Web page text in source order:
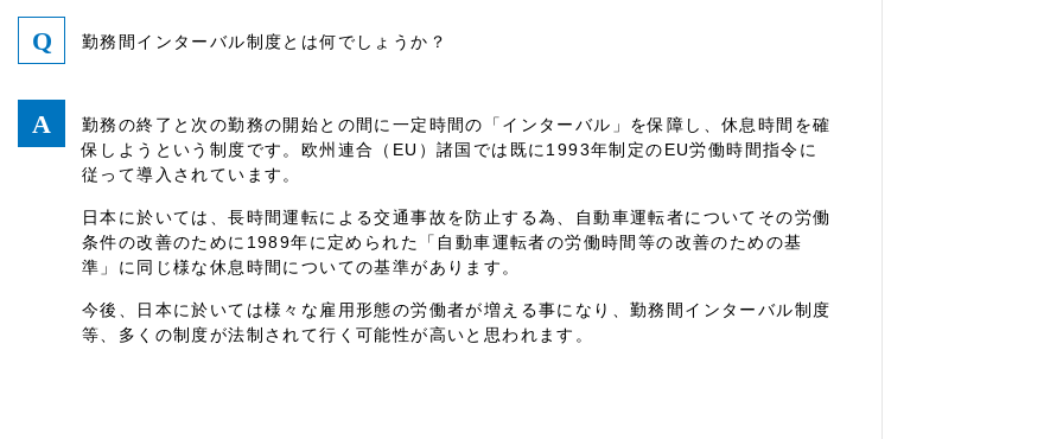
勤務間インターバル制度とは何でしょうか？
勤務の終了と次の勤務の開始との間に一定時間の「インターバル」を保障し、休息時間を確
保しようという制度です。欧州連合（EU）諸国では既に1993年制定のEU労働時間指令に
従って導入されています。
日本に於いては、長時間運転による交通事故を防止する為、自動車運転者についてその労働
条件の改善のために1989年に定められた「自動車運転者の労働時間等の改善のための基
準」に同じ様な休息時間についての基準があります。
今後、日本に於いては様々な雇用形態の労働者が増える事になり、勤務間インターバル制度
等、多くの制度が法制されて行く可能性が高いと思われます。